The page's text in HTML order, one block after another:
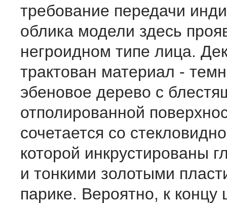
требование передачи
облика модели здесь
негроидном типе лица.
трактован мате­риал -
эбеновое дерево с
отполированной
сочетается со
которой инкрустиро­ваны
и тонкими золо­тыми
парике. Вероятно, к концу